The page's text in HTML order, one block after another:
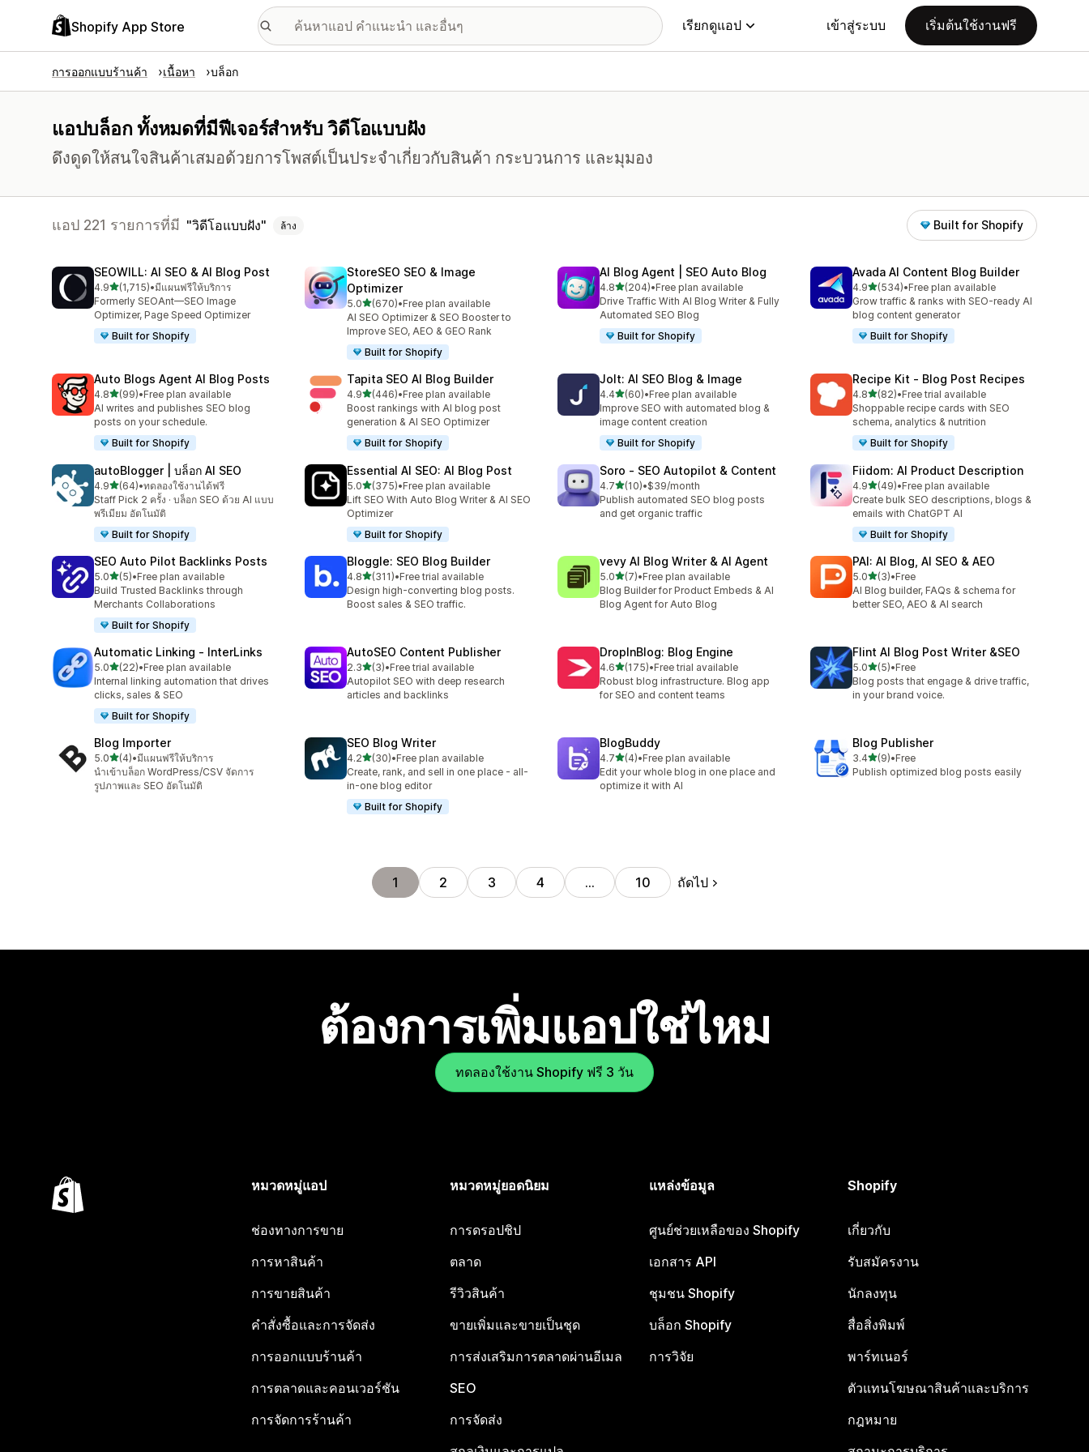
Shopify App Store เรียกดูแอป เข้าสู่ระบบ เริ่มต้นใช้งานฟรี
การออกแบบร้านค้า เนื้อหา บล็อก
แอปบล็อก ทั้งหมดที่มีฟีเจอร์สำหรับ วิดีโอแบบฝัง
ดึงดูดให้สนใจสินค้าเสมอด้วยการโพสต์เป็นประจำเกี่ยวกับสินค้า กระบวนการ และมุมอง
แอป 221 รายการที่มี วิดีโอแบบฝัง ล้าง Built for Shopify
SEOWILL: AI SEO & AI Blog Post
4.9เต็ม 5 ดาว
(1,715)
ทั้งหมด 1715 รีวิว
•มีแผนฟรีให้บริการ
Formerly SEOAnt—SEO Image
Optimizer, Page Speed Optimizer
Built for Shopify
StoreSEO SEO & Image
Optimizer
5.0เต็ม 5 ดาว
(670)
ทั้งหมด 670 รีวิว
•Free plan available
AI SEO Optimizer & SEO Booster to
Improve SEO, AEO & GEO Rank
Built for Shopify
AI Blog Agent | SEO Auto Blog
4.8เต็ม 5 ดาว
(204)
ทั้งหมด 204 รีวิว
•Free plan available
Drive Traffic With AI Blog Writer & Fully
Automated SEO Blog
Built for Shopify
Avada AI Content Blog Builder
4.9เต็ม 5 ดาว
(534)
ทั้งหมด 534 รีวิว
•Free plan available
Grow traffic & ranks with SEO-ready AI
blog content generator
Built for Shopify
Auto Blogs Agent AI Blog Posts
4.8เต็ม 5 ดาว
(99)
ทั้งหมด 99 รีวิว
•Free plan available
AI writes and publishes SEO blog
posts on your schedule.
Built for Shopify
Tapita SEO AI Blog Builder
4.9เต็ม 5 ดาว
(446)
ทั้งหมด 446 รีวิว
•Free plan available
Boost rankings with AI blog post
generation & AI SEO Optimizer
Built for Shopify
Jolt: AI SEO Blog & Image
4.4เต็ม 5 ดาว
(60)
ทั้งหมด 60 รีวิว
•Free plan available
Improve SEO with automated blog &
image content creation
Built for Shopify
Recipe Kit ‑ Blog Post Recipes
4.8เต็ม 5 ดาว
(82)
ทั้งหมด 82 รีวิว
•Free trial available
Shoppable recipe cards with SEO
schema, analytics & nutrition
Built for Shopify
autoBlogger | บล็อก AI SEO
4.9เต็ม 5 ดาว
(64)
ทั้งหมด 64 รีวิว
•ทดลองใช้งานได้ฟรี
Staff Pick 2 ครั้ง · บล็อก SEO ด้วย AI แบบ
พรีเมียม อัตโนมัติ
Built for Shopify
Essential AI SEO: AI Blog Post
5.0เต็ม 5 ดาว
(375)
ทั้งหมด 375 รีวิว
•Free plan available
Lift SEO With Auto Blog Writer & AI SEO
Optimizer
Built for Shopify
Soro ‑ SEO Autopilot & Content
4.7เต็ม 5 ดาว
(10)
ทั้งหมด 10 รีวิว
•$39/month
Publish automated SEO blog posts
and get organic traffic
Fiidom: AI Product Description
4.9เต็ม 5 ดาว
(49)
ทั้งหมด 49 รีวิว
•Free plan available
Create bulk SEO descriptions, blogs &
emails with ChatGPT AI
Built for Shopify
SEO Auto Pilot Backlinks Posts
5.0เต็ม 5 ดาว
(5)
ทั้งหมด 5 รีวิว
•Free plan available
Build Trusted Backlinks through
Merchants Collaborations
Built for Shopify
Bloggle: SEO Blog Builder
4.8เต็ม 5 ดาว
(311)
ทั้งหมด 311 รีวิว
•Free trial available
Design high-converting blog posts.
Boost sales & SEO traffic.
vevy AI Blog Writer & AI Agent
5.0เต็ม 5 ดาว
(7)
ทั้งหมด 7 รีวิว
•Free plan available
Blog Builder for Product Embeds & AI
Blog Agent for Auto Blog
PAI: AI Blog, AI SEO & AEO
5.0เต็ม 5 ดาว
(3)
ทั้งหมด 3 รีวิว
•Free
AI Blog builder, FAQs & schema for
better SEO, AEO & AI search
Automatic Linking ‑ InterLinks
5.0เต็ม 5 ดาว
(22)
ทั้งหมด 22 รีวิว
•Free plan available
Internal linking automation that drives
clicks, sales & SEO
Built for Shopify
AutoSEO Content Publisher
2.3เต็ม 5 ดาว
(3)
ทั้งหมด 3 รีวิว
•Free trial available
Autopilot SEO with deep research
articles and backlinks
DropInBlog: Blog Engine
4.6เต็ม 5 ดาว
(175)
ทั้งหมด 175 รีวิว
•Free trial available
Robust blog infrastructure. Blog app
for SEO and content teams
Flint AI Blog Post Writer &SEO
5.0เต็ม 5 ดาว
(5)
ทั้งหมด 5 รีวิว
•Free
Blog posts that engage & drive traffic,
in your brand voice.
Blog Importer
5.0เต็ม 5 ดาว
(4)
ทั้งหมด 4 รีวิว
•มีแผนฟรีให้บริการ
นำเข้าบล็อก WordPress/CSV จัดการ
รูปภาพและ SEO อัตโนมัติ
SEO Blog Writer
4.2เต็ม 5 ดาว
(30)
ทั้งหมด 30 รีวิว
•Free plan available
Create, rank, and sell in one place - all-
in-one blog editor
Built for Shopify
BlogBuddy
4.7เต็ม 5 ดาว
(4)
ทั้งหมด 4 รีวิว
•Free plan available
Edit your whole blog in one place and
optimize it with AI
Blog Publisher
3.4เต็ม 5 ดาว
(9)
ทั้งหมด 9 รีวิว
•Free
Publish optimized blog posts easily
1 2 3 4 … 10 ถัดไป
ต้องการเพิ่มแอปใช่ไหม
ทดลองใช้งาน Shopify ฟรี 3 วัน
หมวดหมู่แอป
ช่องทางการขาย
การหาสินค้า
การขายสินค้า
คำสั่งซื้อและการจัดส่ง
การออกแบบร้านค้า
การตลาดและคอนเวอร์ชัน
การจัดการร้านค้า
หมวดหมู่ยอดนิยม
การดรอปชิป
ตลาด
รีวิวสินค้า
ขายเพิ่มและขายเป็นชุด
การส่งเสริมการตลาดผ่านอีเมล
SEO
การจัดส่ง
แหล่งข้อมูล
ศูนย์ช่วยเหลือของ Shopify
เอกสาร API
ชุมชน Shopify
บล็อก Shopify
การวิจัย
Shopify
เกี่ยวกับ
รับสมัครงาน
นักลงทุน
สื่อสิ่งพิมพ์
พาร์ทเนอร์
ตัวแทนโฆษณาสินค้าและบริการ
กฎหมาย